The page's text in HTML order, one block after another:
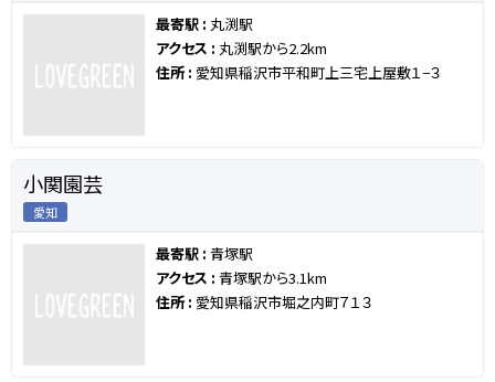
最寄駅 : 丸渕駅
アクセス : 丸渕駅から2.2km
住所 : 愛知県稲沢市平和町上三宅上屋敷１−３
小関園芸
愛知
最寄駅 : 青塚駅
アクセス : 青塚駅から3.1km
住所 : 愛知県稲沢市堀之内町７１３